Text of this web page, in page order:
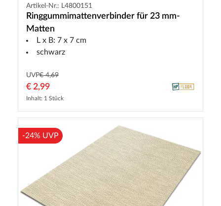
Artikel-Nr.: L4800151
Ringgummimattenverbinder für 23 mm-
Matten
L x B: 7 x 7 cm
schwarz
UVP€ 4,69
€ 2,99
Inhalt: 1 Stück
-24% UVP